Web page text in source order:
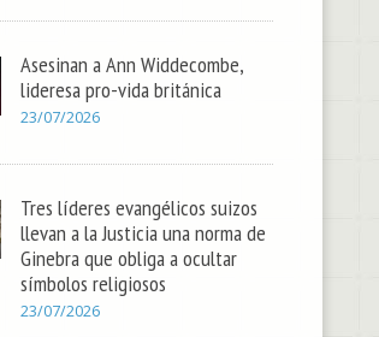
Asesinan a Ann Widdecombe,
lideresa pro-vida británica
23/07/2026
Tres líderes evangélicos suizos
llevan a la Justicia una norma de
Ginebra que obliga a ocultar
símbolos religiosos
23/07/2026